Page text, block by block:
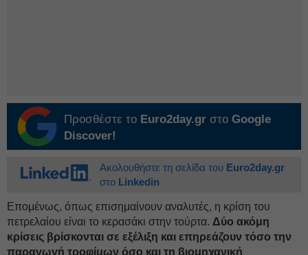
Προσθέστε το Euro2day.gr στο Google
Discover!
Ακολουθήστε τη σελίδα του Euro2day.gr
στο Linkedin
Επομένως, όπως επισημαίνουν αναλυτές, η κρίση του
πετρελαίου είναι το κερασάκι στην τούρτα. Δύο ακόμη
κρίσεις βρίσκονται σε εξέλιξη και επηρεάζουν τόσο την
παραγωγή τροφίμων όσο και τη βιομηχανική